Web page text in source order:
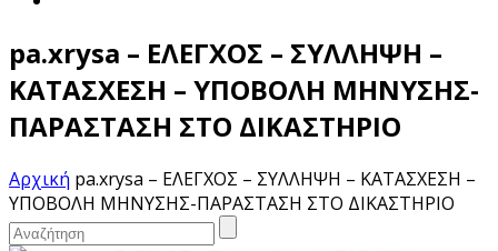
pa.xrysa – ΕΛΕΓΧΟΣ – ΣΥΛΛΗΨΗ –
ΚΑΤΑΣΧΕΣΗ – ΥΠΟΒΟΛΗ ΜΗΝΥΣΗΣ-
ΠΑΡΑΣΤΑΣΗ ΣΤΟ ΔΙΚΑΣΤΗΡΙΟ
Αρχική pa.xrysa – ΕΛΕΓΧΟΣ – ΣΥΛΛΗΨΗ – ΚΑΤΑΣΧΕΣΗ –
ΥΠΟΒΟΛΗ ΜΗΝΥΣΗΣ-ΠΑΡΑΣΤΑΣΗ ΣΤΟ ΔΙΚΑΣΤΗΡΙΟ